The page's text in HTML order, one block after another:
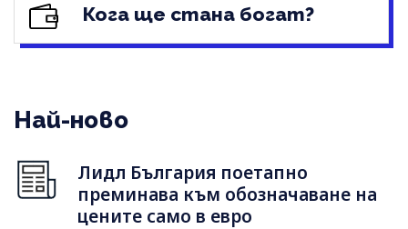
Кога ще стана богат?
Най-ново
Лидл България поетапно
преминава към обозначаване на
цените само в евро